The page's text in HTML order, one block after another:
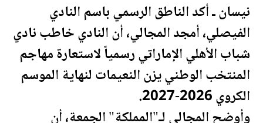
نيسان ـ أكد الناطق الرسمي باسم النادي
الفيصلي، أمجد المجالي، أن النادي خاطب نادي
شباب الأهلي الإماراتي رسمياً لاستعارة مهاجم
المنتخب الوطني يزن النعيمات لنهاية الموسم
الكروي 2026-2027.